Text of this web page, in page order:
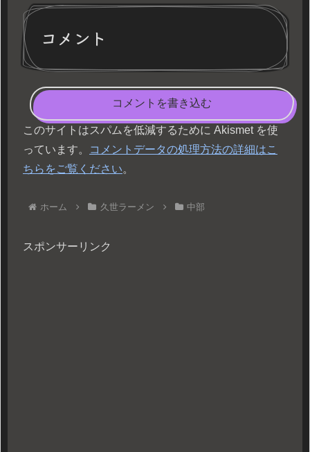
コメント
コメントを書き込む
このサイトはスパムを低減するために Akismet を使
っています。
コメントデータの処理方法の詳細はこ
ちらをご覧ください。
ホーム 久世ラーメン 中部
スポンサーリンク